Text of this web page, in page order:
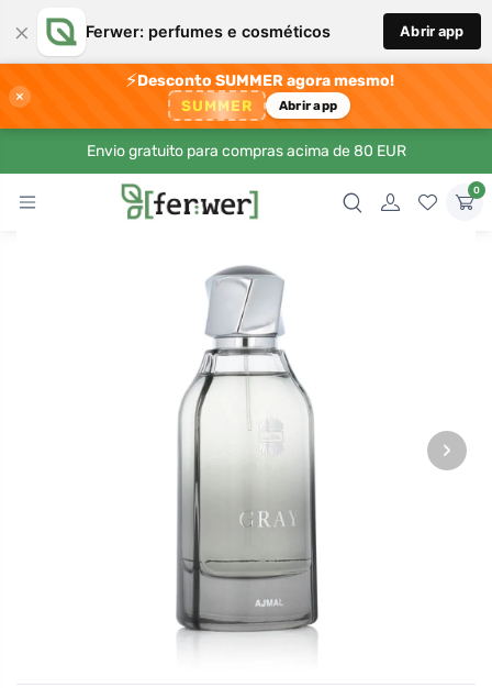
× Ferwer: perfumes e cosméticos Abrir app
×
⚡Desconto SUMMER agora mesmo!
SUMMER Abrir app
Envio gratuito para compras acima de 80 EUR
0
›